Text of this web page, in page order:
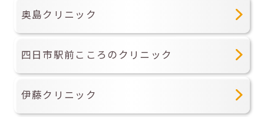
奥島クリニック
四日市駅前こころのクリニック
伊藤クリニック